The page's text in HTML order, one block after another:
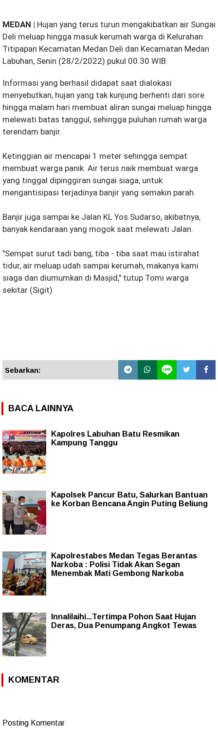
MEDAN | Hujan yang terus turun mengakibatkan air Sungai
Deli meluap hingga masuk kerumah warga di Kelurahan
Titipapan Kecamatan Medan Deli dan Kecamatan Medan
Labuhan, Senin (28/2/2022) pukul 00.30 WIB.
Informasi yang berhasil didapat saat dialokasi
menyebutkan, hujan yang tak kunjung berhenti dari sore
hingga malam hari membuat aliran sungai meluap hingga
melewati batas tanggul, sehingga puluhan rumah warga
terendam banjir.
Ketinggian air mencapai 1 meter sehingga sempat
membuat warga panik. Air terus naik membuat warga
yang tinggal dipinggiran sungai siaga, untuk
mengantisipasi terjadinya banjir yang semakin parah.
Banjir juga sampai ke Jalan KL Yos Sudarso, akibatnya,
banyak kendaraan yang mogok saat melewati Jalan.
"Sempat surut tadi bang, tiba - tiba saat mau istirahat
tidur, air meluap udah sampai kerumah, makanya kami
siaga dan diumumkan di Masjid," tutup Tomi warga
sekitar (Sigit)
Sebarkan:
BACA LAINNYA
Kapolres Labuhan Batu Resmikan
Kampung Tanggu
Kapolsek Pancur Batu, Salurkan Bantuan
ke Korban Bencana Angin Puting Beliung
Kapolrestabes Medan Tegas Berantas
Narkoba : Polisi Tidak Akan Segan
Menembak Mati Gembong Narkoba
Innalilaihi...Tertimpa Pohon Saat Hujan
Deras, Dua Penumpang Angkot Tewas
KOMENTAR
Posting Komentar